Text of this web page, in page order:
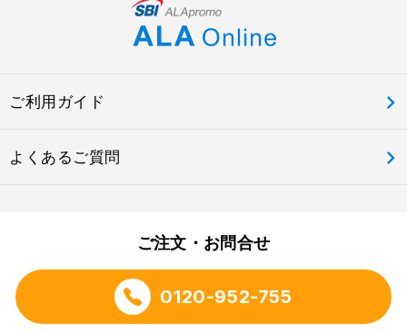
ご利用ガイド
よくあるご質問
ご注文・お問合せ
0120-952-755